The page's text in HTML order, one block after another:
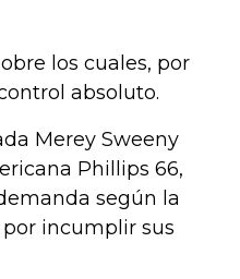
los cuales, por
absoluto.
Merey Sweeny
Phillips 66,
según la
incumplir sus